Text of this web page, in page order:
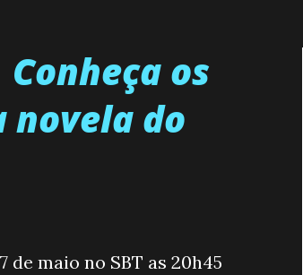
os
novela do
maio no SBT as 20h45